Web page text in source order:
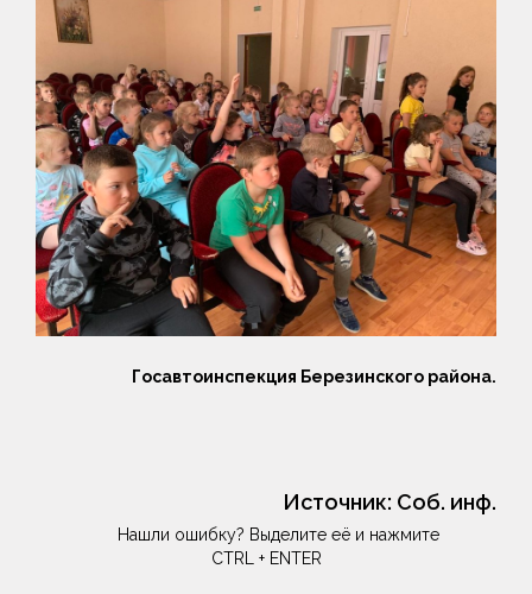
Госавтоинспекция Березинского района.
Источник: Соб. инф.
Нашли ошибку? Выделите её и нажмите
CTRL + ENTER